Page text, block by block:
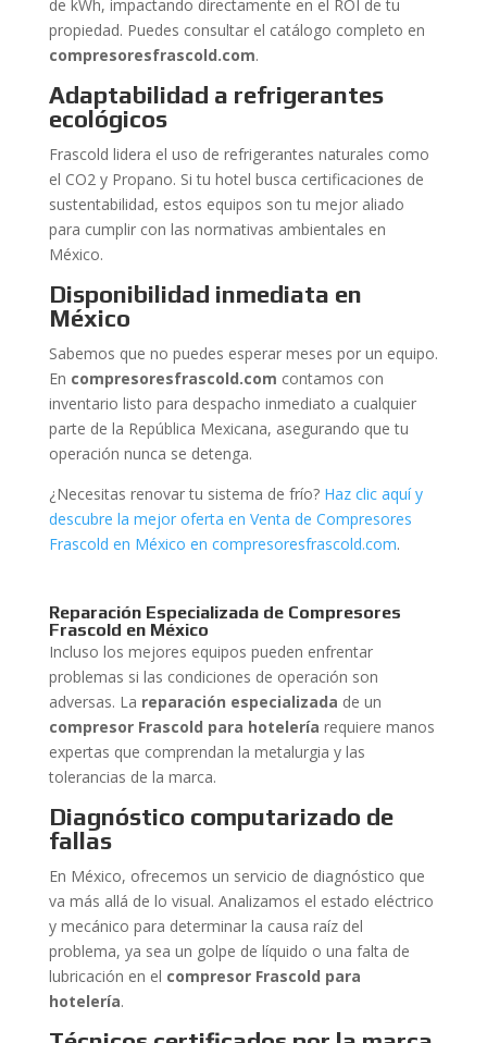
de kWh, impactando directamente en el ROI de tu
propiedad. Puedes consultar el catálogo completo en
compresoresfrascold.com.
Adaptabilidad a refrigerantes
ecológicos
Frascold lidera el uso de refrigerantes naturales como
el CO2 y Propano. Si tu hotel busca certificaciones de
sustentabilidad, estos equipos son tu mejor aliado
para cumplir con las normativas ambientales en
México.
Disponibilidad inmediata en
México
Sabemos que no puedes esperar meses por un equipo.
En compresoresfrascold.com contamos con
inventario listo para despacho inmediato a cualquier
parte de la República Mexicana, asegurando que tu
operación nunca se detenga.
¿Necesitas renovar tu sistema de frío? Haz clic aquí y
descubre la mejor oferta en Venta de Compresores
Frascold en México en compresoresfrascold.com.
Reparación Especializada de Compresores
Frascold en México
Incluso los mejores equipos pueden enfrentar
problemas si las condiciones de operación son
adversas. La reparación especializada de un
compresor Frascold para hotelería requiere manos
expertas que comprendan la metalurgia y las
tolerancias de la marca.
Diagnóstico computarizado de
fallas
En México, ofrecemos un servicio de diagnóstico que
va más allá de lo visual. Analizamos el estado eléctrico
y mecánico para determinar la causa raíz del
problema, ya sea un golpe de líquido o una falta de
lubricación en el compresor Frascold para
hotelería.